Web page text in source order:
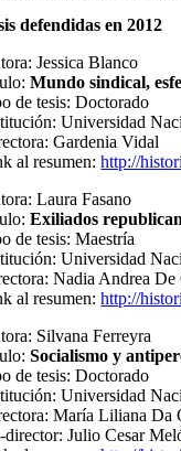
defendidas en 2012
Jessica Blanco
Mundo sindical,
de tesis: Doctorado
Universidad
Gardenia Vidal
al resumen:http://
Laura Fasano
Exiliados
de tesis: Maestría
Universidad
Nadia Andrea De
al resumen:http://
Silvana Ferreyra
Socialismo y
de tesis: Doctorado
Universidad
María Liliana Da
director: Julio Cesar